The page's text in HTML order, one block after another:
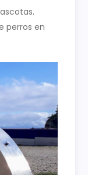
perros en